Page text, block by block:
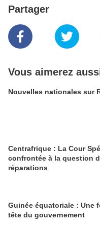
Partager
Vous aimerez
Nouvelles nationales sur
Centrafrique : La Cour
confrontée à la question
réparations
Guinée équatoriale : Une
tête du gouvernement